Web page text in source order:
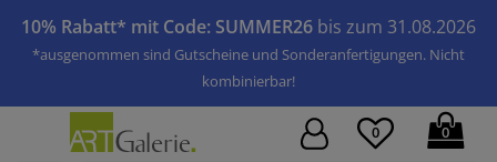
10% Rabatt* mit Code: SUMMER26 bis zum 31.08.2026
*ausgenommen sind Gutscheine und Sonderanfertigungen. Nicht
kombinierbar!
0 0